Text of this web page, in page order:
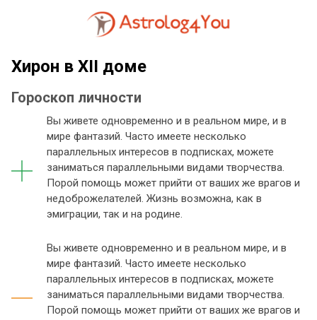
Хирон в XII доме
Гороскоп личности
Вы живете одновременно и в реальном мире, и в
мире фантазий. Часто имеете несколько
параллельных интересов в подписках, можете
заниматься параллельными видами творчества.
Порой помощь может прийти от ваших же врагов и
недоброжелателей. Жизнь возможна, как в
эмиграции, так и на родине.
Вы живете одновременно и в реальном мире, и в
мире фантазий. Часто имеете несколько
параллельных интересов в подписках, можете
заниматься параллельными видами творчества.
Порой помощь может прийти от ваших же врагов и